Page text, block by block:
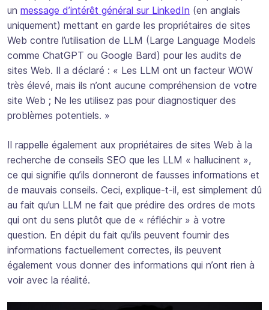
un message d’intérêt général sur LinkedIn (en anglais
uniquement) mettant en garde les propriétaires de sites
Web contre l’utilisation de LLM (Large Language Models
comme ChatGPT ou Google Bard) pour les audits de
sites Web. Il a déclaré : « Les LLM ont un facteur WOW
très élevé, mais ils n’ont aucune compréhension de votre
site Web ; Ne les utilisez pas pour diagnostiquer des
problèmes potentiels. »
Il rappelle également aux propriétaires de sites Web à la
recherche de conseils SEO que les LLM « hallucinent »,
ce qui signifie qu’ils donneront de fausses informations et
de mauvais conseils. Ceci, explique-t-il, est simplement dû
au fait qu’un LLM ne fait que prédire des ordres de mots
qui ont du sens plutôt que de « réfléchir » à votre
question. En dépit du fait qu’ils peuvent fournir des
informations factuellement correctes, ils peuvent
également vous donner des informations qui n’ont rien à
voir avec la réalité.